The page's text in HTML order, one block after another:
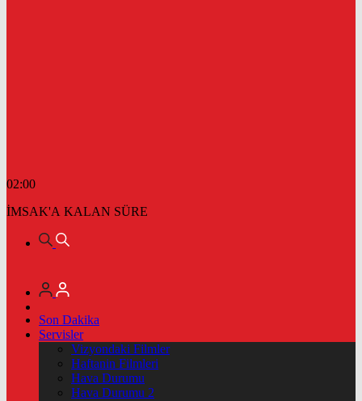
02:00
İMSAK'A KALAN SÜRE
Son Dakika
Servisler
Vizyondaki Filmler
Haftanin Filmleri
Hava Durumu
Hava Durumu 2